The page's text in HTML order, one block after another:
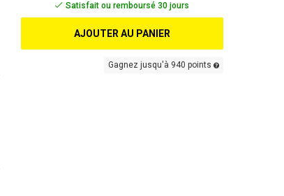
Livraison gratuite
AJOUTER AU PANIER
Gagnez jusqu'à 940 points